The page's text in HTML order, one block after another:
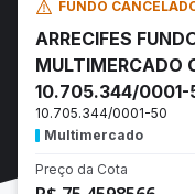
FUNDO
ARRECIFES
MULTIMERCADO
10.705.344/0001-
10.705.344/0001-50
Multimercado
Preço da Cota